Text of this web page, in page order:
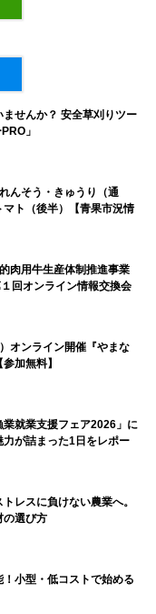
せんか？ 安全草刈りツー
」
んそう・きゅうり（通
ト（後半）【青果市況情
肉用牛生産体制推進事業
回オンライン情報交換会
オンライン開催『やまな
加無料】
就業支援フェア2026」に
が詰まった1日をレポー
レスに負けない農業へ。
の選び方
小型・低コストで始める